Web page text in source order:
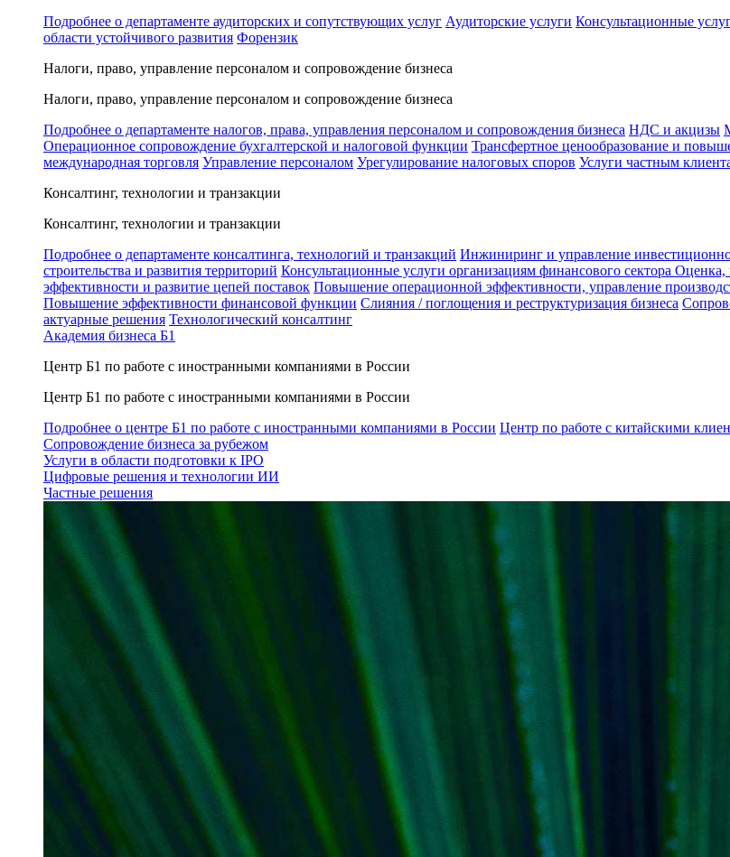
Подробнее о департаменте аудиторских и сопутствующих услуг Аудиторские услуги Консультационные
области устойчивого развития Форензик
Налоги, право, управление персоналом и сопровождение бизнеса
Налоги, право, управление персоналом и сопровождение бизнеса
Подробнее о департаменте налогов, права, управления персоналом и сопровождения бизнеса НДС и акцизы
Операционное сопровождение бухгалтерской и налоговой функции Трансфертное ценообразование и
международная торговля Управление персоналом Урегулирование налоговых споров Услуги частным
Консалтинг, технологии и транзакции
Консалтинг, технологии и транзакции
Подробнее о департаменте консалтинга, технологий и транзакций Инжиниринг и управление
строительства и развития территорий Консультационные услуги организациям финансового сектора Оценка,
эффективности и развитие цепей поставок Повышение операционной эффективности, управление
Повышение эффективности финансовой функции Слияния / поглощения и реструктуризация бизнеса
актуарные решения Технологический консалтинг
Академия бизнеса Б1
Центр Б1 по работе с иностранными компаниями в России
Центр Б1 по работе с иностранными компаниями в России
Подробнее о центре Б1 по работе с иностранными компаниями в России Центр по работе с китайскими
Сопровождение бизнеса за рубежом
Услуги в области подготовки к IPO
Цифровые решения и технологии ИИ
Частные решения